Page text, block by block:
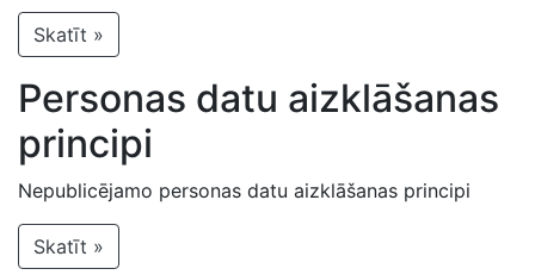
Skatīt »
Personas datu aizklāšanas
principi
Nepublicējamo personas datu aizklāšanas principi
Skatīt »